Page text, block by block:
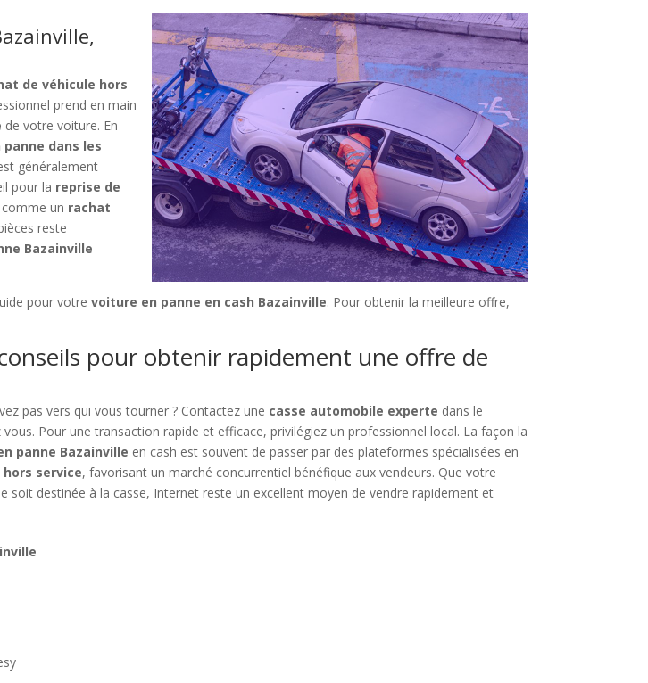
de véhicule hors
prend en main
de votre voiture. En
dans les
généralement
pour la reprise de
un rachat
reste
Bazainville
pour votrevoiture en panne en cash Bazainville. Pour obtenir la meilleure offre,
pour obtenir rapidement une offre de
pas vers qui vous tourner ? Contactez une casse automobile experte dans le
Pour une transaction rapide et efficace, privilégiez un professionnel local. La façon la
panne Bazainville en cash est souvent de passer par des plateformes spécialisées en
service, favorisant un marché concurrentiel bénéfique aux vendeurs. Que votre
soit destinée à la casse, Internet reste un excellent moyen de vendre rapidement et